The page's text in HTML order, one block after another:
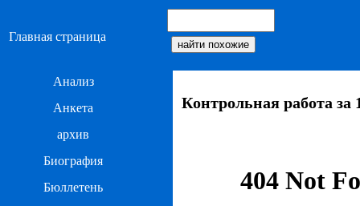
Главная страница
Анализ
Анкета
архив
Биография
Бюллетень
Контрольная работа за